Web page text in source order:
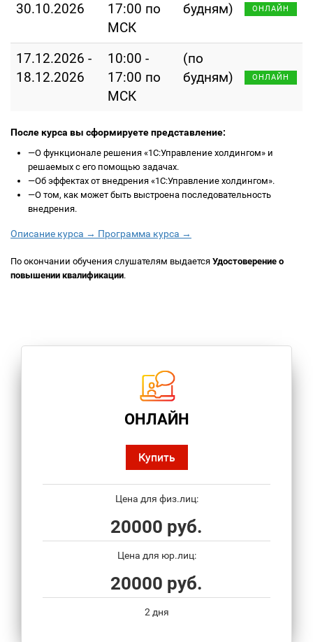
30.10.2026
17:00 по
МСК
будням)
ОНЛАЙН
17.12.2026 -
18.12.2026
10:00 -
17:00 по
МСК
(по
будням)
ОНЛАЙН
После курса вы сформируете представление:
—О функционале решения «1С:Управление холдингом» и
решаемых с его помощью задачах.
—Об эффектах от внедрения «1С:Управление холдингом».
—О том, как может быть выстроена последовательность
внедрения.
Описание курса → Программа курса →
По окончании обучения слушателям выдается Удостоверение о
повышении квалификации.
ОНЛАЙН
Купить
Цена для физ.лиц:
20000 руб.
Цена для юр.лиц:
20000 руб.
2 дня